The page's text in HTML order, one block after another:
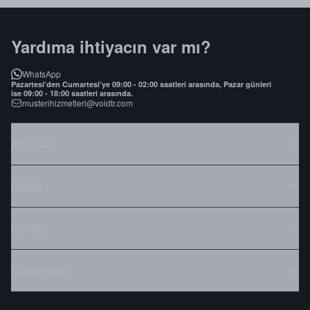
Yardıma ihtiyacın var mı?
WhatsApp
Pazartesi’den Cumartesi’ye 09:00 - 02:00 saatleri arasında, Pazar günleri
ise 09:00 - 18:00 saatleri arasında.
musterihizmetleri@voidtr.com